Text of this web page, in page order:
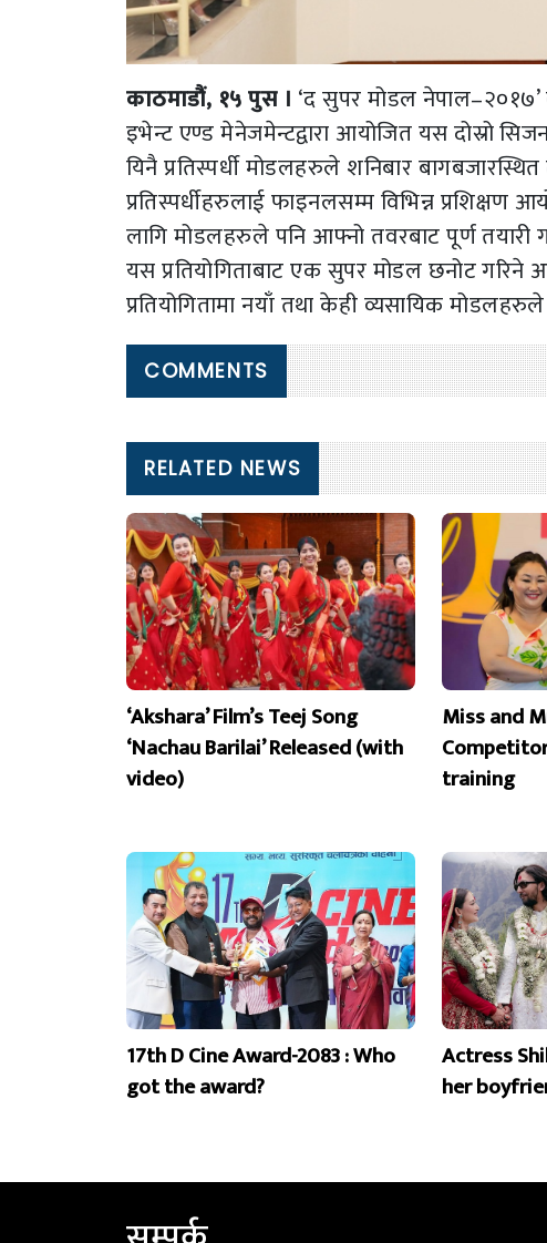
काठमाडौं, १५ पुस । ‘द सुपर मोडल नेपाल–२०१७’
इभेन्ट एण्ड मेनेजमेन्टद्वारा आयोजित यस दोस्रो
यिनै प्रतिस्पर्धी मोडलहरुले शनिबार
प्रतिस्पर्धीहरुलाई फाइनलसम्म विभिन्न
लागि मोडलहरुले पनि आफ्नो तवरबाट पूर्ण तयारी
यस प्रतियोगिताबाट एक सुपर मोडल छनोट गरिने
प्रतियोगितामा नयाँ तथा केही व्यसायिक
COMMENTS
RELATED NEWS
‘Akshara’ Film’s Teej Song
‘Nachau Barilai’ Released (with
video)
Miss and
training
17th D Cine Award-2083 : Who
got the award?
Actress
her